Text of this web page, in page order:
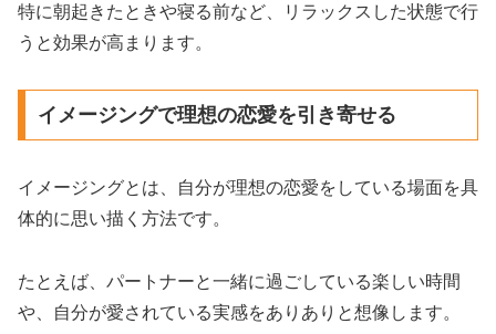
特に朝起きたときや寝る前など、リラックスした状態で行
うと効果が高まります。
イメージングで理想の恋愛を引き寄せる
イメージングとは、自分が理想の恋愛をしている場面を具
体的に思い描く方法です。
たとえば、パートナーと一緒に過ごしている楽しい時間
や、自分が愛されている実感をありありと想像します。